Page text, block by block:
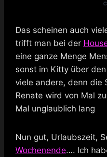
Das scheinen auch
trifft man bei der
eine ganze Menge
sonst im Kitty über
viele andere, denn die
Renate wird von Mal
Mal unglaublich lang
Nun gut, Urlaubszeit,
Wochenende…. Ich